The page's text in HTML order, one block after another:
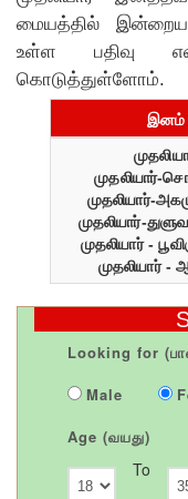
மையத்தில் இன்றைய
உள்ள பதிவு
கொடுத்துள்ளோம்.
இனம்
முதலியார்-
முதலியார்-
முதலியார்-
முதலியார் -
முதலியார் -
Looking for
Male
Age (வயது)
To